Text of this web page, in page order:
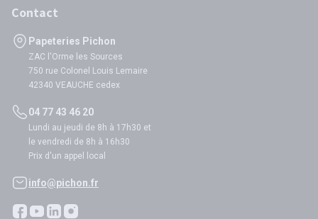
Contact
Papeteries Pichon
ZAC l'Orme les Sources
750 rue Colonel Louis Lemaire
42340 VEAUCHE cedex
04 77 43 46 20
Lundi au jeudi de 8h à 17h30 et
le vendredi de 8h à 16h30
Prix d'un appel local
info@pichon.fr